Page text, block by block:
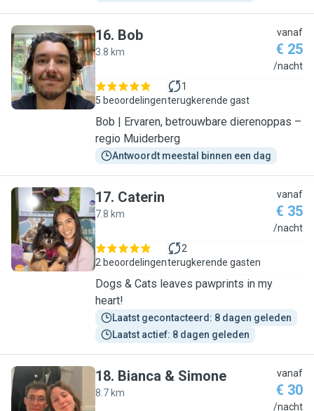
B
16. Bob
3.8 km
vanaf
€ 25
/nacht
5 beoordelingen
1
terugkerende gast
Bob | Ervaren, betrouwbare dierenoppas –
regio Muiderberg
Antwoordt meestal binnen een dag
C
17. Caterin
7.8 km
vanaf
€ 35
/nacht
2 beoordelingen
2
terugkerende gasten
Dogs & Cats leaves pawprints in my
heart!
Laatst gecontacteerd: 8 dagen geleden
Laatst actief: 8 dagen geleden
18. Bianca & Simone
8.7 km
vanaf
€ 30
/nacht